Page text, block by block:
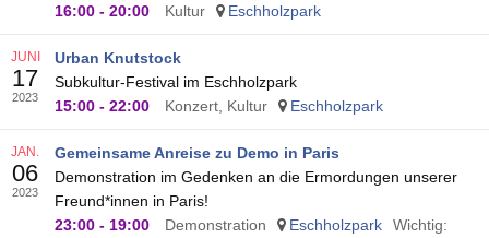
16:00 - 20:00 Kultur Eschholzpark
Urban Knutstock
Subkultur-Festival im Eschholzpark
15:00 - 22:00 Konzert, Kultur Eschholzpark
JUNI
17
2023
Gemeinsame Anreise zu Demo in Paris
Demonstration im Gedenken an die Ermordungen unserer
Freund*innen in Paris!
23:00 - 19:00 Demonstration Eschholzpark
Wichtig:
JAN.
06
2023